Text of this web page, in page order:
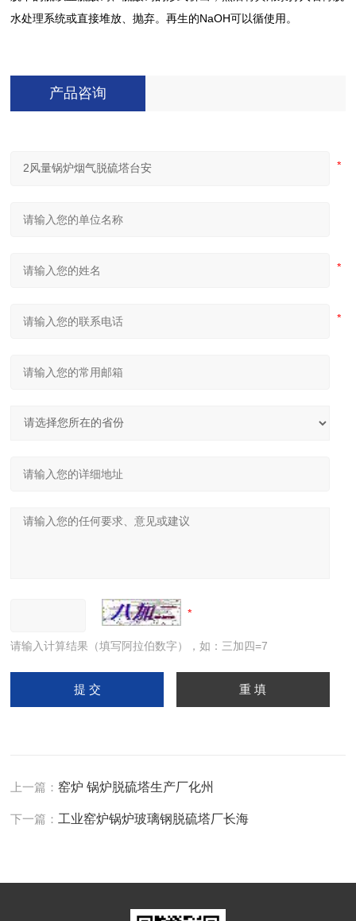
水处理系统或直接堆放、抛弃。再生的NaOH可以循使用。
产品咨询
请输入计算结果（填写阿拉伯数字），如：三加四=7
上一篇：窑炉 锅炉脱硫塔生产厂化州
下一篇： 工业窑炉锅炉玻璃钢脱硫塔厂长海